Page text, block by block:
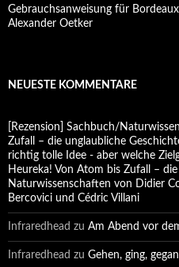
Gebrauchsanweisung für
Alexander Oetker
NEUESTE KOMMENTARE
[Rezension] Sachbuch/
Zufall – die unglaubliche
richtig tolle Idee - aber welche
Heureka! Von Atom bis Zufall –
Naturwissenschaften von Didier
Bercovici und Cédric Villani
Infraredhead zu Am Abend vor
Infraredhead zu Gehen, ging,